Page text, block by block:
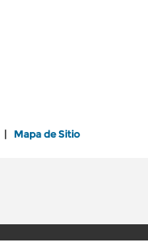
Mapa de Sitio